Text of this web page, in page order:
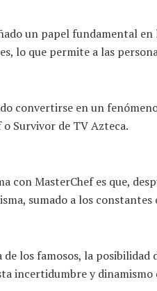
un papel fundamental
lo que permite a las
convertirse en un
Survivor de TV Azteca.
con MasterChef es que,
sumado a los constantes
de los famosos, la
incertidumbre y